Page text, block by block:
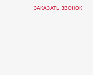
ЗАКАЗАТЬ ЗВОНОК